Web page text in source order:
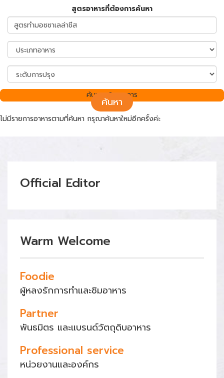
สูตรอาหารที่ต้องการค้นหา
ค้นหา
ไม่มีรายการอาหารตามที่ค้นหา กรุณาค้นหาใหม่อีกครั้งค่ะ
ค้นพบ 0 รายการ
Official Editor
Warm Welcome
Foodie
ผู้หลงรักการทำและชิมอาหาร
Partner
พันธมิตร และแบรนด์วัตถุดิบอาหาร
Professional service
หน่วยงานและองค์กร